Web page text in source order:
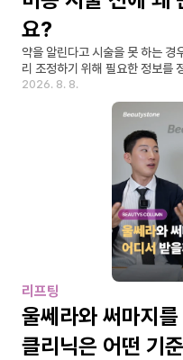
요?
약을 알린다고 시술을 못 하는 경
리 조정하기 위해 필요한 정보를
2026. 8. 8.
리프팅
울쎄라와 써마지
클리닉은 어떤 기